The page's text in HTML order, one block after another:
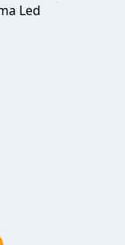
Led